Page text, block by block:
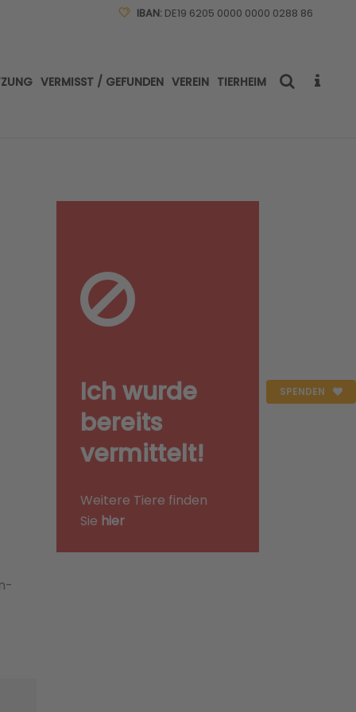
IBAN: DE19 6205 0000 0000 0288 86
VERMISST / GEFUNDEN VEREIN TIERHEIM
SPENDEN
Ich wurde
bereits
vermittelt!
Weitere Tiere finden
Sie hier